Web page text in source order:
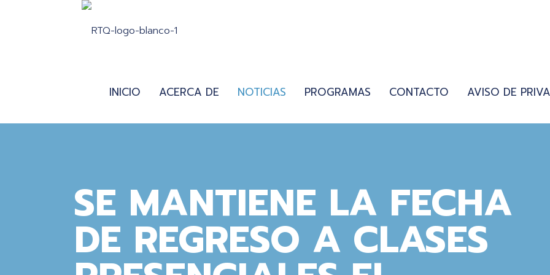
INICIO ACERCA DE NOTICIAS PROGRAMAS CONTACTO AVISO DE
SE MANTIENE LA FECHA
DE REGRESO A CLASES